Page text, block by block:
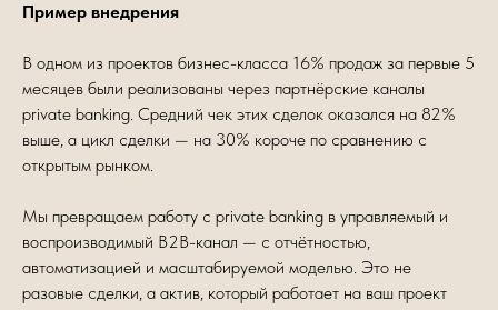
Пример внедрения
В одном из проектов бизнес-класса 16% продаж за первые 5
месяцев были реализованы через партнёрские каналы
private banking. Средний чек этих сделок оказался на 82%
выше, а цикл сделки — на 30% короче по сравнению с
открытым рынком.
Мы превращаем работу с private banking в управляемый и
воспроизводимый B2B-канал — с отчётностью,
автоматизацией и масштабируемой моделью. Это не
разовые сделки, а актив, который работает на ваш проект